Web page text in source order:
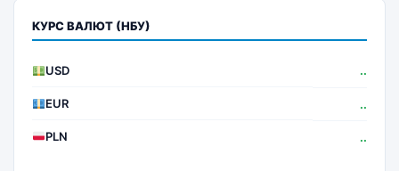
КУРС ВАЛЮТ (НБУ)
USD ..
EUR ..
PLN ..